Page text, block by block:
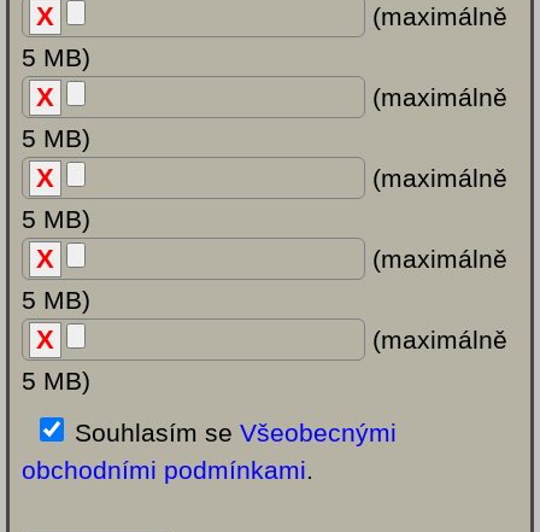
(maximálně
5 MB)
(maximálně
5 MB)
(maximálně
5 MB)
(maximálně
5 MB)
(maximálně
5 MB)
Souhlasím se Všeobecnými
obchodními podmínkami.